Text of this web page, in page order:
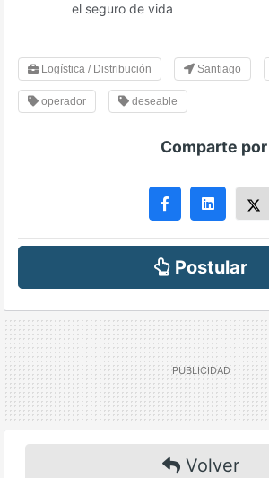
el seguro de vida
Logística / Distribución Santiago
operador deseable
Comparte
Postular
Volver